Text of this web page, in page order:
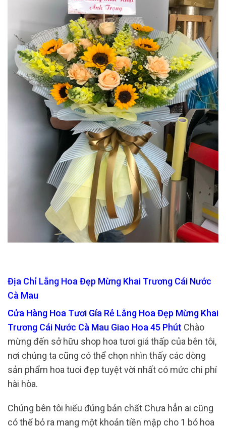
Địa Chỉ Lẵng Hoa Đẹp Mừng Khai Trương Cái Nước
Cà Mau
Cửa Hàng Hoa Tươi Gía Rẻ Lẵng Hoa Đẹp Mừng Khai
Trương Cái Nước Cà Mau Giao Hoa 45 Phút Chào
mừng đến sở hữu shop hoa tươi giá thấp của bên tôi,
nơi chúng ta cũng có thể chọn nhìn thấy các dòng
sản phẩm hoa tuoi đẹp tuyệt vời nhất có mức chi phí
hài hòa.
Chúng bên tôi hiểu đúng bản chất Chưa hẳn ai cũng
có thể bỏ ra mang một khoản tiền mập cho 1 bó hoa